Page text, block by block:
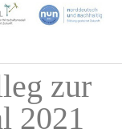
zur
2021